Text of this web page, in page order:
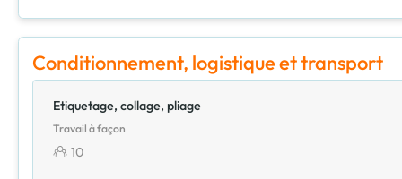
Conditionnement, logistique et transport
Etiquetage, collage, pliage
Travail à façon
10